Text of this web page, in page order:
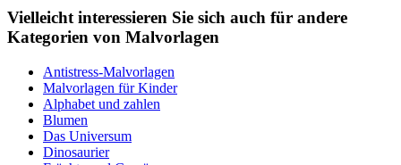
Vielleicht interessieren Sie sich auch für andere
Kategorien von Malvorlagen
Antistress-Malvorlagen
Malvorlagen für Kinder
Alphabet und zahlen
Blumen
Das Universum
Dinosaurier